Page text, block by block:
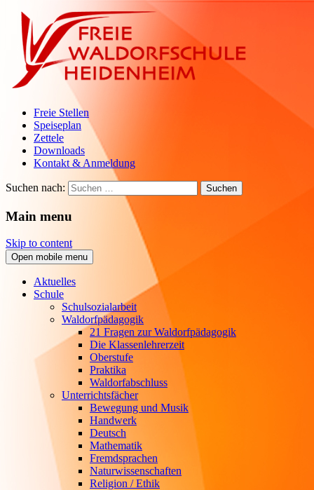
Freie Stellen
Speiseplan
Zettele
Downloads
Kontakt & Anmeldung
Suchen nach:
Main menu
Skip to content
Open mobile menu
Aktuelles
Schule
Schulsozialarbeit
Waldorfpädagogik
21 Fragen zur Waldorfpädagogik
Die Klassenlehrerzeit
Oberstufe
Praktika
Waldorfabschluss
Unterrichtsfächer
Bewegung und Musik
Handwerk
Deutsch
Mathematik
Fremdsprachen
Naturwissenschaften
Religion / Ethik